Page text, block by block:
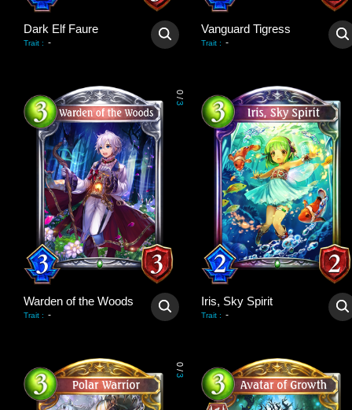
Dark Elf Faure
Trait : -
Vanguard Tigress
Trait : -
0
/
3
Warden of the Woods
Trait : -
Iris, Sky Spirit
Trait : -
0
/
3